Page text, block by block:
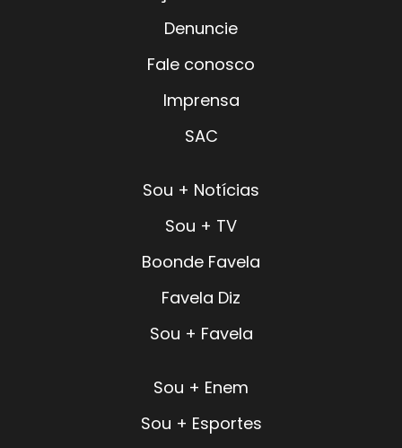
Denuncie
Fale conosco
Imprensa
SAC
Sou + Notícias
Sou + TV
Boonde Favela
Favela Diz
Sou + Favela
Sou + Enem
Sou + Esportes